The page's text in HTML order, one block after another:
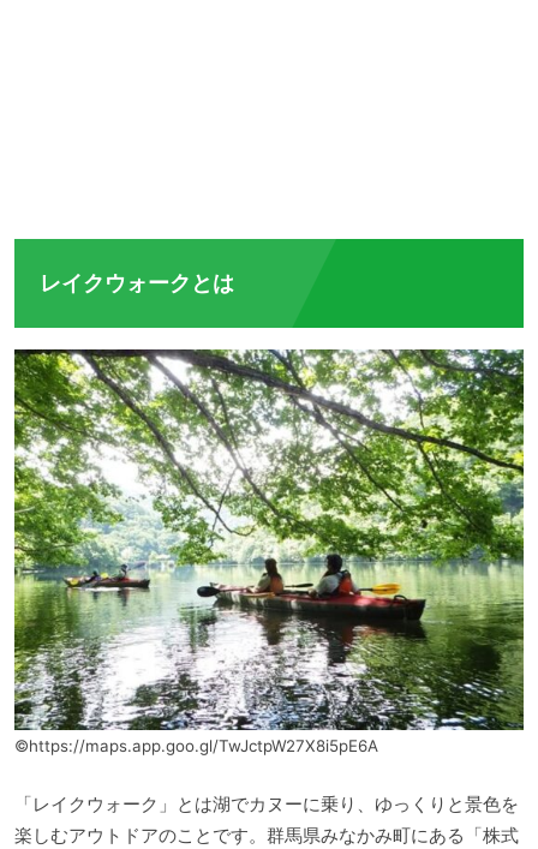
レイクウォークとは
©https://maps.app.goo.gl/TwJctpW27X8i5pE6A
「レイクウォーク」とは湖でカヌーに乗り、ゆっくりと景色を
楽しむアウトドアのことです。群馬県みなかみ町にある「株式